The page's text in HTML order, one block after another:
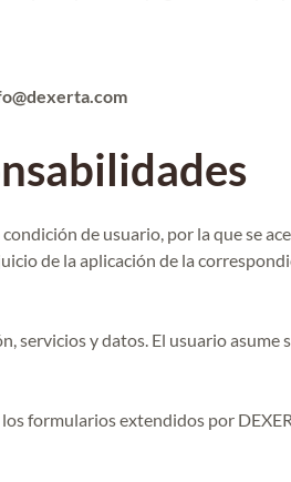
de usuario, por la que se
de la aplicación de la
servicios y datos. El usuario
formularios extendidos por